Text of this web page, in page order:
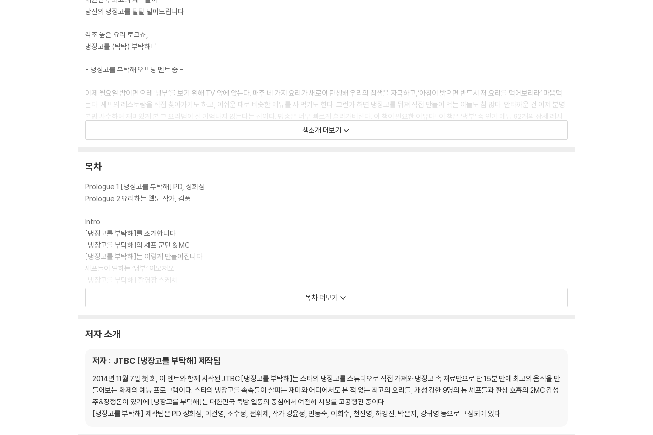
당신의 냉장고를 탈탈 털어드립니다
격조 높은 요리 토크쇼,
냉장고를 (탁탁) 부탁해! "
- 냉장고를 부탁해 오프닝 멘트 중 -
이제 월요일 밤이면 으레 ‘냉부’를 보기 위해 TV 앞에 앉는다. 매주 네 가지 요리가 새로이 탄생해 우리의 침샘을 자극하고,‘아침이 밝으면 반드시 저 요리를 먹어보리라’ 마음먹
는다. 셰프의 레스토랑을 직접 찾아가기도 하고, 아쉬운 대로 비슷한 메뉴를 사 먹기도 한다. 그런가 하면 냉장고를 뒤져 직접 만들어 먹는 이들도 참 많다. 안타까운 건 어제 분명
본방 사수하며 재미있게 본 그 요리법이 잘 기억나지 않는다는 점이다. 방송은 너무 빠르게 흘러가버린다. 이 책이 필요한 이유다! 이 책은 ‘냉부’ 속 인기 메뉴 92개의 상세 레시
피를 셰프들의 쿠킹 팁 및 조리 분량과 함께 담아 낸 [냉장고를 부탁해] 공식 레시피북이다.
책소개 더보기
목차
Prologue 1 [냉장고를 부탁해] PD, 성희성
Prologue 2 요리하는 웹툰 작가, 김풍
Intro
[냉장고를 부탁해]를 소개합니다
[냉장고를 부탁해]의 셰프 군단 & MC
[냉장고를 부탁해]는 이렇게 만들어집니다
셰프들이 말하는 ‘냉부’ 이모저모
[냉장고를 부탁해] 촬영장 스케치
[냉장고를 부탁해] 최고의 인기 메뉴
: 셰프가 뽑은 최고의 메뉴 10 | ‘냉부’ 제작진이 뽑은 최고의 메뉴 10 | SNS에서 가장 많이 따라 한 메뉴
닭딸
봉선아 시집 가자미
곤봉 (곤약봉골레)
보굴보굴
안심하드라고
목차 더보기
저자 소개
저자 : JTBC [냉장고를 부탁해] 제작팀
2014년 11월 7일 첫 회, 이 멘트와 함께 시작된 JTBC [냉장고를 부탁해]는 스타의 냉장고를 스튜디오로 직접 가져와 냉장고 속 재료만으로 단 15분 만에 최고의 음식을 만
들어보는 화제의 예능 프로그램이다. 스타의 냉장고를 속속들이 살피는 재미와 어디에서도 본 적 없는 최고의 요리들, 개성 강한 9명의 톱 셰프들과 환상 호흡의 2MC 김성
주&정형돈이 있기에 [냉장고를 부탁해]는 대한민국 쿡방 열풍의 중심에서 여전히 시청률 고공행진 중이다.
[냉장고를 부탁해] 제작팀은 PD 성희성, 이건영, 소수정, 전휘제, 작가 강윤정, 민동숙, 이희수, 천진영, 하경진, 박은지, 강귀영 등으로 구성되어 있다.